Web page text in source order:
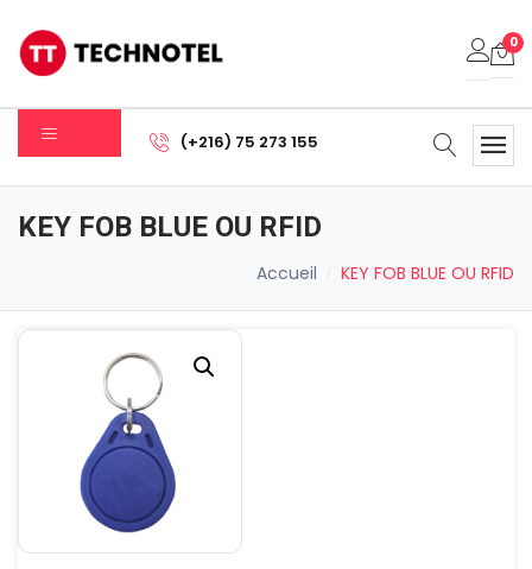
0
Votre panier est vide.
Sous-total: 0.000DT
Voir Le Panier
(+216) 75 273 155
KEY FOB BLUE OU RFID
Accueil KEY FOB BLUE OU RFID